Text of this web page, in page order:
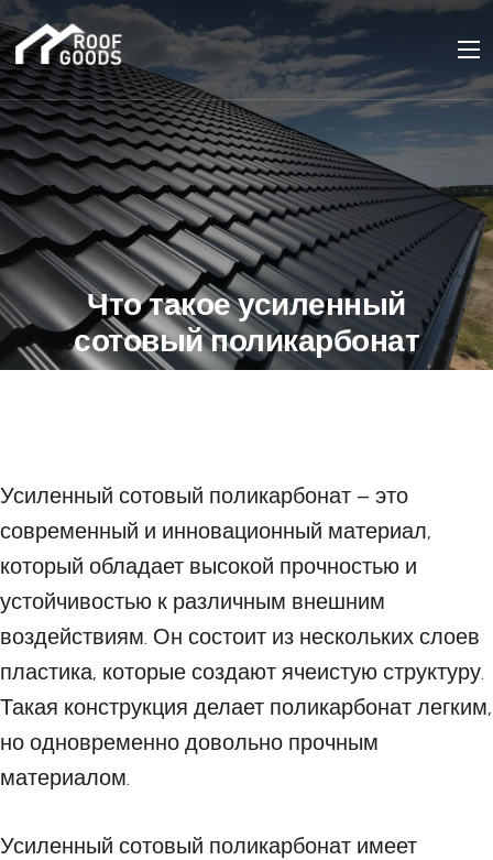
Что такое усиленный
сотовый поликарбонат
и где его применяют
Усиленный сотовый поликарбонат – это
современный и инновационный материал,
который обладает высокой прочностью и
устойчивостью к различным внешним
воздействиям. Он состоит из нескольких слоев
пластика, которые создают ячеистую структуру.
Такая конструкция делает поликарбонат легким,
но одновременно довольно прочным
материалом.
Усиленный сотовый поликарбонат имеет